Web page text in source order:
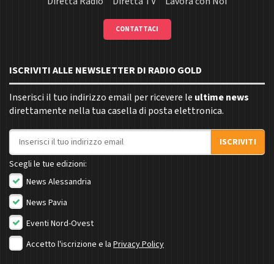
CONTATTACI
ISCRIVITI ALLE NEWSLETTER DI RADIO GOLD
Inserisci il tuo indirizzo email per ricevere le ultime news
direttamente nella tua casella di posta elettronica.
Indirizzo email
ISCRIVITI
Scegli le tue edizioni:
News Alessandria
News Pavia
Eventi Nord-Ovest
Accetto l'iscrizione e la Privacy Policy